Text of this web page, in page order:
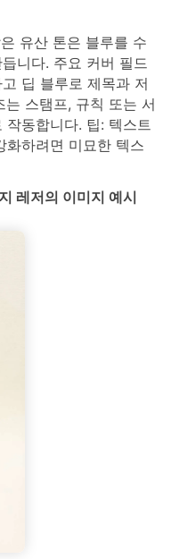
유산 톤은 블루를 수
니다. 주요 커버 필드
딥 블루로 제목과 저
스탬프, 규칙 또는 서
동합니다. 팁: 텍스트
화하려면 미묘한 텍스
레저의 이미지 예시